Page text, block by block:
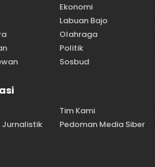
Ekonomi
Labuan Bajo
Olahraga
Politik
Sosbud
Tim Kami
Jurnalistik
Pedoman Media Siber